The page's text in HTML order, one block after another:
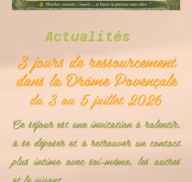
Actualités
3 jours de ressourcement
dans la Drôme Povençale
du 3 au 5 juillet 2026
Ce séjour est une invitation à ralentir,
à se déposer et à retrouver un contact
plus intime avec soi-même, les autres